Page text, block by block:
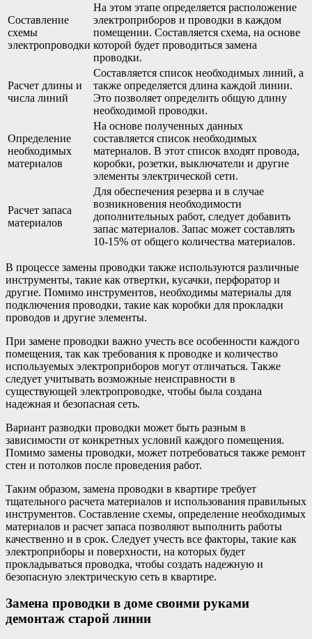
Составление
схемы
электропроводки
На этом этапе определяется расположение
электроприборов и проводки в каждом
помещении. Составляется схема, на основе
которой будет проводиться замена
проводки.
Расчет длины и
числа линий
Составляется список необходимых линий, а
также определяется длина каждой линии.
Это позволяет определить общую длину
необходимой проводки.
Определение
необходимых
материалов
На основе полученных данных
составляется список необходимых
материалов. В этот список входят провода,
коробки, розетки, выключатели и другие
элементы электрической сети.
Расчет запаса
материалов
Для обеспечения резерва и в случае
возникновения необходимости
дополнительных работ, следует добавить
запас материалов. Запас может составлять
10-15% от общего количества материалов.
В процессе замены проводки также используются различные
инструменты, такие как отвертки, кусачки, перфоратор и
другие. Помимо инструментов, необходимы материалы для
подключения проводки, такие как коробки для прокладки
проводов и другие элементы.
При замене проводки важно учесть все особенности каждого
помещения, так как требования к проводке и количество
используемых электроприборов могут отличаться. Также
следует учитывать возможные неисправности в
существующей электропроводке, чтобы была создана
надежная и безопасная сеть.
Вариант разводки проводки может быть разным в
зависимости от конкретных условий каждого помещения.
Помимо замены проводки, может потребоваться также ремонт
стен и потолков после проведения работ.
Таким образом, замена проводки в квартире требует
тщательного расчета материалов и использования правильных
инструментов. Составление схемы, определение необходимых
материалов и расчет запаса позволяют выполнить работы
качественно и в срок. Следует учесть все факторы, такие как
электроприборы и поверхности, на которых будет
прокладываться проводка, чтобы создать надежную и
безопасную электрическую сеть в квартире.
Замена проводки в доме своими руками
демонтаж старой линии